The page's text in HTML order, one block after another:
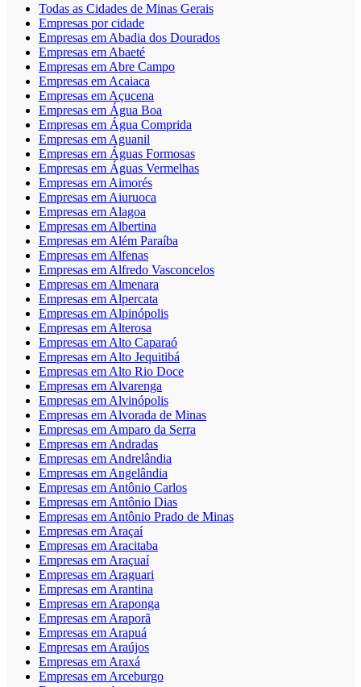
Todas as Cidades de Minas Gerais
Empresas por cidade
Empresas em Abadia dos Dourados
Empresas em Abaeté
Empresas em Abre Campo
Empresas em Acaiaca
Empresas em Açucena
Empresas em Água Boa
Empresas em Água Comprida
Empresas em Aguanil
Empresas em Águas Formosas
Empresas em Águas Vermelhas
Empresas em Aimorés
Empresas em Aiuruoca
Empresas em Alagoa
Empresas em Albertina
Empresas em Além Paraíba
Empresas em Alfenas
Empresas em Alfredo Vasconcelos
Empresas em Almenara
Empresas em Alpercata
Empresas em Alpinópolis
Empresas em Alterosa
Empresas em Alto Caparaó
Empresas em Alto Jequitibá
Empresas em Alto Rio Doce
Empresas em Alvarenga
Empresas em Alvinópolis
Empresas em Alvorada de Minas
Empresas em Amparo da Serra
Empresas em Andradas
Empresas em Andrelândia
Empresas em Angelândia
Empresas em Antônio Carlos
Empresas em Antônio Dias
Empresas em Antônio Prado de Minas
Empresas em Araçaí
Empresas em Aracitaba
Empresas em Araçuaí
Empresas em Araguari
Empresas em Arantina
Empresas em Araponga
Empresas em Araporã
Empresas em Arapuá
Empresas em Araújos
Empresas em Araxá
Empresas em Arceburgo